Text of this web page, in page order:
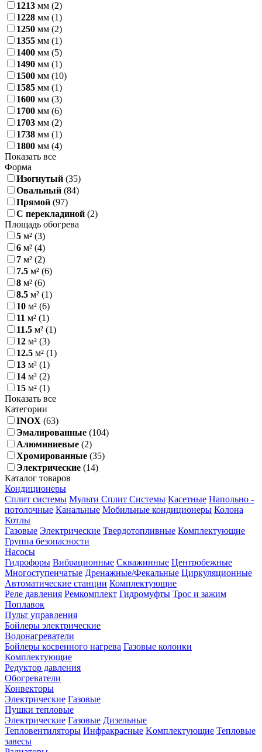
1213 мм (2)
1228 мм (1)
1250 мм (2)
1355 мм (1)
1400 мм (5)
1490 мм (1)
1500 мм (10)
1585 мм (1)
1600 мм (3)
1700 мм (6)
1703 мм (2)
1738 мм (1)
1800 мм (4)
Показать все
Форма
Изогнутый (35)
Овальный (84)
Прямой (97)
С перекладиной (2)
Площадь обогрева
5 м² (3)
6 м² (4)
7 м² (2)
7.5 м² (6)
8 м² (6)
8.5 м² (1)
10 м² (6)
11 м² (1)
11.5 м² (1)
12 м² (3)
12.5 м² (1)
13 м² (1)
14 м² (2)
15 м² (1)
Показать все
Категории
INOX (63)
Эмалированные (104)
Алюминиевые (2)
Хромированные (35)
Электрические (14)
Каталог товаров
Кондиционеры
Сплит системы Мульти Сплит Системы Касетные Напольно -
потолочные Канальные Мобильные кондиционеры Колона
Котлы
Газовые Электрические Твердотопливные Комплектующие
Группа безопасности
Насосы
Гидрофоры Вибрационные Скважинные Центробежные
Многоступенчатые Дренажные/Фекальные Циркуляционные
Автоматические станции Комплектующие
Реле давления Ремкомплект Гидромуфты Трос и зажим
Поплавок
Пульт управления
Бойлеры электрические
Водонагреватели
Бойлеры косвенного нагрева Газовые колонки
Комплектующие
Редуктор давления
Обогреватели
Конвекторы
Электрические Газовые
Пушки тепловые
Электрические Газовые Дизельные
Тепловентиляторы Инфракрасные Kомплектующие Тепловые
завесы